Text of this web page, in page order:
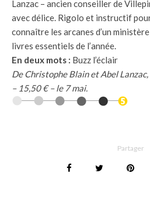
Lanzac – ancien conseiller de
avec délice. Rigolo et instructif
connaître les arcanes d’un
livres essentiels de l’année.
En deux mots : Buzz l’éclair
De Christophe Blain et Abel
– 15,50 € – le 7 mai.
Partager